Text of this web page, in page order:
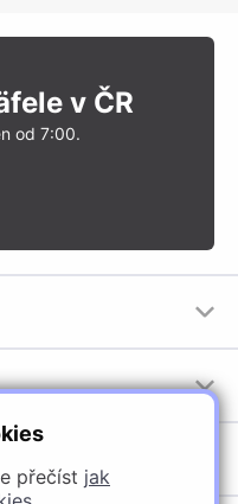
přečíst jak
v ČR
od 7:00.